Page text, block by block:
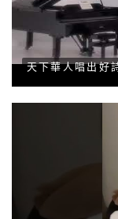
天下華人唱出好